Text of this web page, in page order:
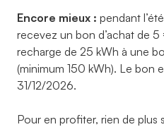
Encore mieux : pendant
recevez un bon d’achat de
recharge de 25 kWh à une
(minimum 150 kWh). Le bon
31/12/2026.
Pour en profiter, rien de plus